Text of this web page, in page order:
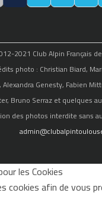
2021 Club Alpin Français
photo : Christian Biard,
Genesty, Fabien
Bruno Serraz et quelques
des photos interdite sans
les Cookies
cookies afin de vous